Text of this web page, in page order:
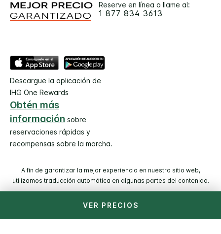
VER PRECIOS
Reserve en línea o llame al:
1 877 834 3613
Descargue la aplicación de
IHG One Rewards
Obtén más
información sobre
reservaciones rápidas y
recompensas sobre la marcha.
A fin de garantizar la mejor experiencia en nuestro sitio web,
utilizamos traducción automática en algunas partes del contenido.
© 2026 IHG. Todos los derechos reservados. La mayoría de
los hoteles son administrados y operados por entidades